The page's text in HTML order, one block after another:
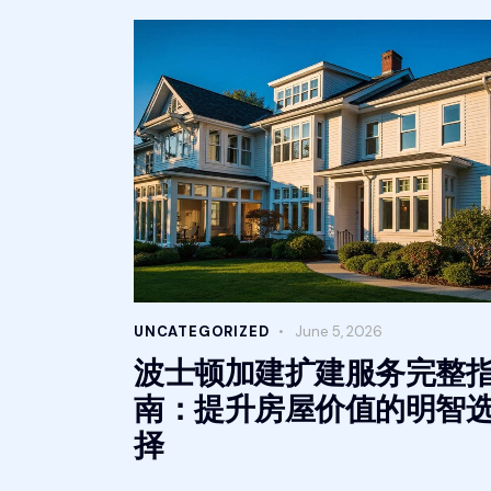
UNCATEGORIZED June 5, 2026
波士顿加建扩建服务完整
南：提升房屋价值的明智
择